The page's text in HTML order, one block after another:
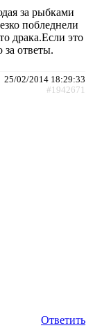
за рыбками
побледнели
драка.Если это
за ответы.
25/02/2014 18:29:33
#1942671
Ответить